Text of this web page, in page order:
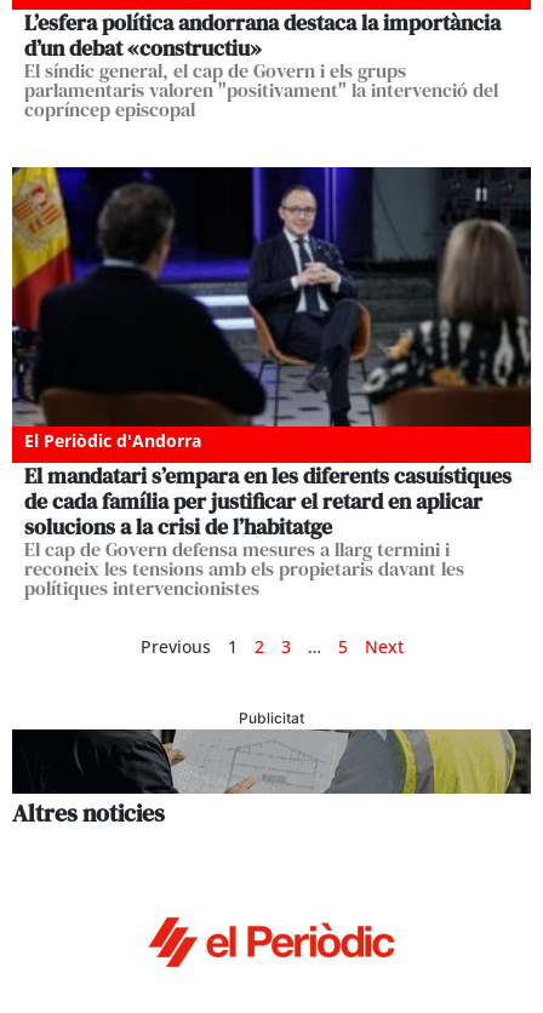
L’esfera política andorrana destaca la importància
d’un debat «constructiu»
El síndic general, el cap de Govern i els grups
parlamentaris valoren "positivament" la intervenció del
copríncep episcopal
El Periòdic d'Andorra
El mandatari s’empara en les diferents casuístiques
de cada família per justificar el retard en aplicar
solucions a la crisi de l’habitatge
El cap de Govern defensa mesures a llarg termini i
reconeix les tensions amb els propietaris davant les
polítiques intervencionistes
Previous 1 2 3 … 5 Next
Publicitat
Altres noticies